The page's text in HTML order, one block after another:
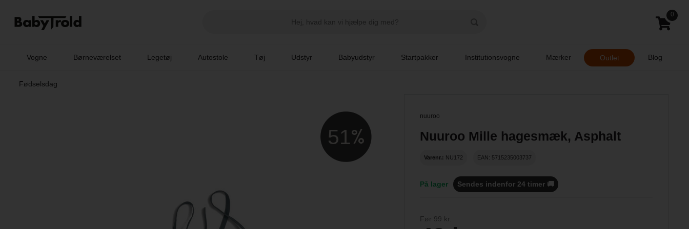
0
Vogne Børneværelset Legetøj Autostole Tøj Udstyr Babyudstyr Startpakker Institutionsvogne Mærker Outlet Blog
Fødselsdag
51
nuuroo
Nuuroo Mille hagesmæk, Asphalt
Varenr.: NU172 EAN: 5715235003737
På lager Sendes indenfor 24 timer 🚚
Før 99 kr.